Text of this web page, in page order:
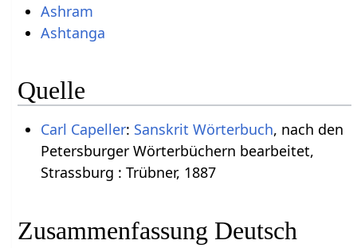
Ashram
Ashtanga
Quelle
Carl Capeller: Sanskrit Wörterbuch, nach den
Petersburger Wörterbüchern bearbeitet,
Strassburg : Trübner, 1887
Zusammenfassung Deutsch